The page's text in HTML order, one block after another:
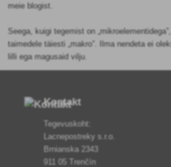
meie blogist.
Seega, kuigi tegemist on
taimedele täiesti „makro”. Ilma nendeta ei
lilli ega magusaid vilju.
Kontakt
Tegevuskoht:
Lacnepostreky s.r.o.
Brnianska 2343
911 05 Trenčín